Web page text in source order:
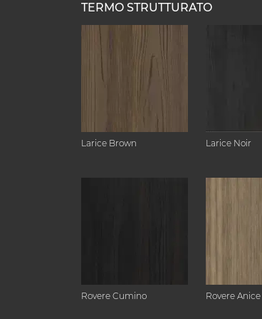
TERMO STRUTTURATO
Larice Brown Larice Noir
Rovere Cumino Rovere Anice